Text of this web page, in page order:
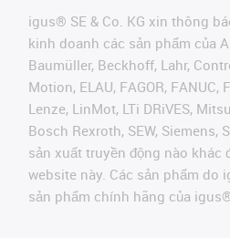
igus® SE & Co. KG xin thông
kinh doanh các sản phẩm của
Baumüller, Beckhoff, Lahr,
Motion, ELAU, FAGOR, FANUC,
Lenze, LinMot, LTi DRiVES,
Bosch Rexroth, SEW, Siemens,
sản xuất truyền động nào khác
website này. Các sản phẩm do
sản phẩm chính hãng của